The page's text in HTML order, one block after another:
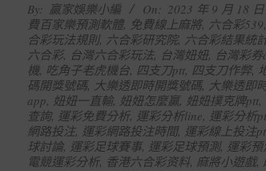
09-
18
By: 贏家娛樂小編 On: 2023 年 9 月 18 日
費百家樂預測軟體, 免費線上麻將, 六合彩539,
合彩玩法規則, 六合彩研究院, 六合彩結果統
六合彩, 台灣六合彩玩法, 台灣妞妞, 台灣彩券
機, 吃角子老虎機台, 四支刀ptt, 四支刀作弊,
碼開獎號碼, 大樂透即時開獎號碼, 大樂透即
app, 妞妞一直輸, 妞妞怎麼贏, 妞妞撲克牌ptt,
查詢, 運彩免費分析, 運彩分析line, 運彩分析
網路投注, 運彩網路投注時間, 運彩線上投注
球討論, 運彩足球賽事, 運彩足球預測, 運彩
電競運彩分析, 香港六合彩资料, 麻將小遊戲,